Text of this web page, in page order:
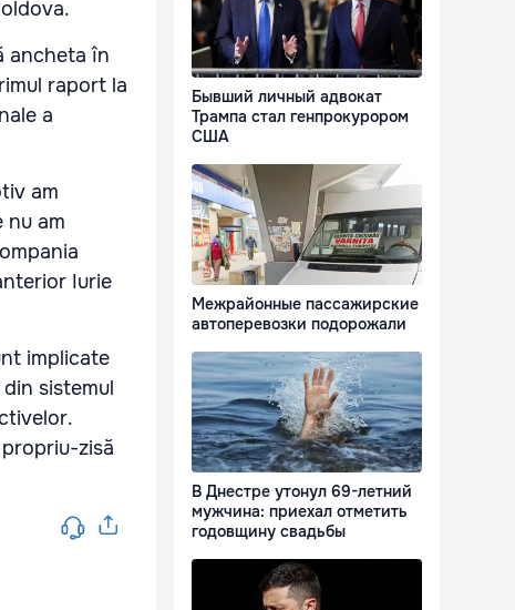
ancheta în
raport la
a
am
nu am
Iurie
implicate
sistemul
zisă
Бывший личный адвокат
Трампа стал генпрокурором
США
Межрайонные пассажирские
автоперевозки подорожали
В Днестре утонул 69-летний
мужчина: приехал отметить
годовщину свадьбы